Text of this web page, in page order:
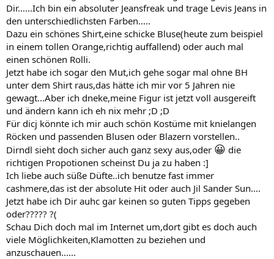
Dir......Ich bin ein absoluter Jeansfreak und trage Levis Jeans in
den unterschiedlichsten Farben.....
Dazu ein schönes Shirt,eine schicke Bluse(heute zum beispiel
in einem tollen Orange,richtig auffallend) oder auch mal
einen schönen Rolli.
Jetzt habe ich sogar den Mut,ich gehe sogar mal ohne BH
unter dem Shirt raus,das hätte ich mir vor 5 Jahren nie
gewagt...Aber ich dneke,meine Figur ist jetzt voll ausgereift
und ändern kann ich eh nix mehr ;D ;D
Für dicj könnte ich mir auch schön Kostüme mit knielangen
Röcken und passenden Blusen oder Blazern vorstellen..
Dirndl sieht doch sicher auch ganz sexy aus,oder 😀 die
richtigen Propotionen scheinst Du ja zu haben :]
Ich liebe auch süße Düfte..ich benutze fast immer
cashmere,das ist der absolute Hit oder auch Jil Sander Sun....
Jetzt habe ich Dir auhc gar keinen so guten Tipps gegeben
oder????? ?(
Schau Dich doch mal im Internet um,dort gibt es doch auch
viele Möglichkeiten,Klamotten zu beziehen und
anzuschauen......